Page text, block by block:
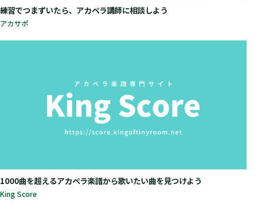
練習でつまずいたら、アカペラ講師に相談しよう
アカサポ
1000曲を超えるアカペラ楽譜から歌いたい曲を見つけよう
King Score